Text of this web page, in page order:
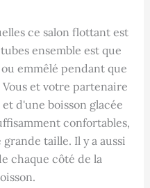
ce salon flottant est
ensemble est que
emmêlé pendant que
et votre partenaire
d'une boisson glacée
confortables,
taille. Il y a aussi
chaque côté de la